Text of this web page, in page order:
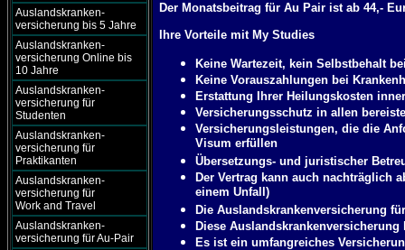
Auslandskranken-
versicherung bis 5 Jahre
Auslandskranken-
versicherung Online bis
10 Jahre
Auslandskranken-
versicherung für
Studenten
Auslandskranken-
versicherung für
Praktikanten
Auslandskranken-
versicherung für
Work and Travel
Auslandskranken-
versicherung für Au-Pair
Der Monatsbeitrag für Au Pair ist ab 44,-
Ihre Vorteile mit My Studies
Keine Wartezeit, kein Selbstbehalt
Keine Vorauszahlungen bei
Erstattung Ihrer Heilungskosten
Versicherungsschutz in allen
Versicherungsleistungen, die die
Visum erfüllen
Übersetzungs- und juristischer
Der Vertrag kann auch nachträglich
einem Unfall)
Die Auslandskrankenversicherung
Diese
Es ist ein umfangreiches